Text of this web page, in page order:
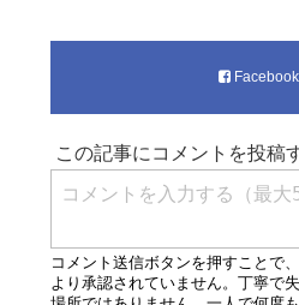
Facebook